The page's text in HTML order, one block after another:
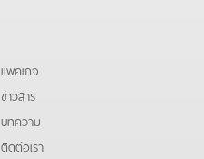
แพคเกจ
ข่าวสาร
บทความ
ติดต่อเรา